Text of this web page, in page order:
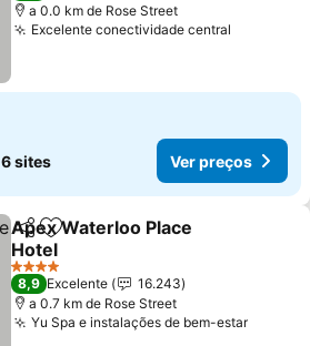
a 0.0 km de Rose Street
Excelente conectividade central
6 sites Ver preços
PartilharAdicionar aos favoritos
Apex Waterloo Place
Hotel
4 Estrelas
8,9 Excelente
16.243
a 0.7 km de Rose Street
Yu Spa e instalações de bem-estar